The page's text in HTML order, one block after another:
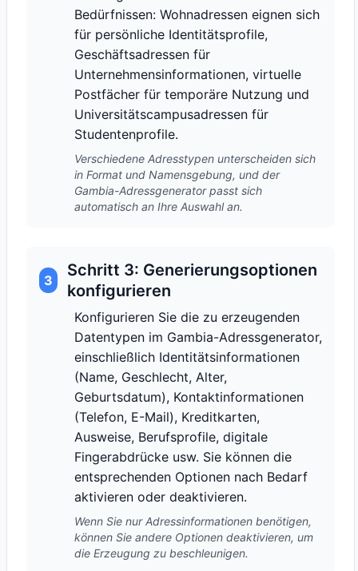
Bedürfnissen: Wohnadressen eignen sich
für persönliche Identitätsprofile,
Geschäftsadressen für
Unternehmensinformationen, virtuelle
Postfächer für temporäre Nutzung und
Universitätscampusadressen für
Studentenprofile.
Verschiedene Adresstypen unterscheiden sich
in Format und Namensgebung, und der
Gambia-Adressgenerator passt sich
automatisch an Ihre Auswahl an.
3
Schritt 3: Generierungsoptionen
konfigurieren
Konfigurieren Sie die zu erzeugenden
Datentypen im Gambia-Adressgenerator,
einschließlich Identitätsinformationen
(Name, Geschlecht, Alter,
Geburtsdatum), Kontaktinformationen
(Telefon, E-Mail), Kreditkarten,
Ausweise, Berufsprofile, digitale
Fingerabdrücke usw. Sie können die
entsprechenden Optionen nach Bedarf
aktivieren oder deaktivieren.
Wenn Sie nur Adressinformationen benötigen,
können Sie andere Optionen deaktivieren, um
die Erzeugung zu beschleunigen.